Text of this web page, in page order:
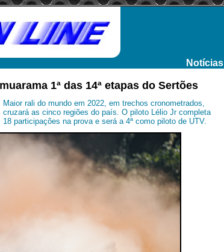
Notícias
1ª das 14ª etapas do Sertões
Maior rali do mundo em 2022, em trechos cronometrados,
cruzará as cinco regiões do país. O piloto Lélio Jr completa
18 participações na prova e será a 4ª como piloto de UTV.